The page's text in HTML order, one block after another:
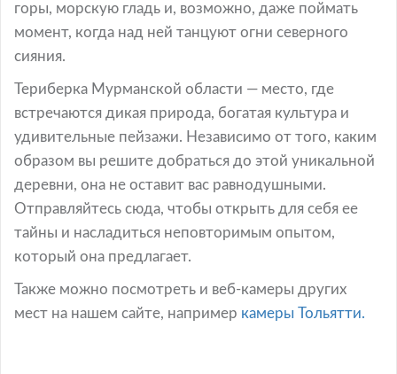
горы, морскую гладь и, возможно, даже поймать
момент, когда над ней танцуют огни северного
сияния.
Териберка Мурманской области — место, где
встречаются дикая природа, богатая культура и
удивительные пейзажи. Независимо от того, каким
образом вы решите добраться до этой уникальной
деревни, она не оставит вас равнодушными.
Отправляйтесь сюда, чтобы открыть для себя ее
тайны и насладиться неповторимым опытом,
который она предлагает.
Также можно посмотреть и веб-камеры других
мест на нашем сайте, например камеры Тольятти.